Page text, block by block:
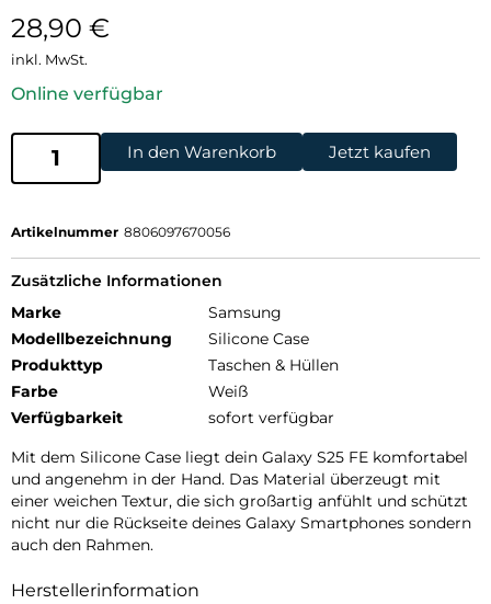
28,90 €
inkl. MwSt.
Online verfügbar
In den Warenkorb Jetzt kaufen
Artikelnummer 8806097670056
Zusätzliche Informationen
Marke
Samsung
Modellbezeichnung
Silicone Case
Produkttyp
Taschen & Hüllen
Farbe
Weiß
Verfügbarkeit
sofort verfügbar
Mit dem Silicone Case liegt dein Galaxy S25 FE komfortabel
und angenehm in der Hand. Das Material überzeugt mit
einer weichen Textur, die sich großartig anfühlt und schützt
nicht nur die Rückseite deines Galaxy Smartphones sondern
auch den Rahmen.
Herstellerinformation